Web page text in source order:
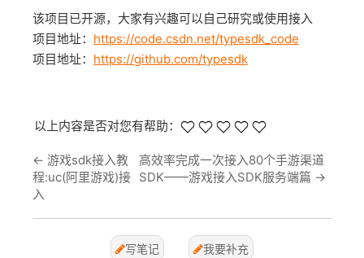
该项目已开源，大家有兴趣可以自己研究或使用接入
项目地址： https://code.csdn.net/typesdk_code
项目地址： https://github.com/typesdk
以上内容是否对您有帮助：
← 游戏sdk接入教
程:uc(阿里游戏)接
入
高效率完成一次接入80个手游渠道
SDK——游戏接入SDK服务端篇 →
写笔记 我要补充